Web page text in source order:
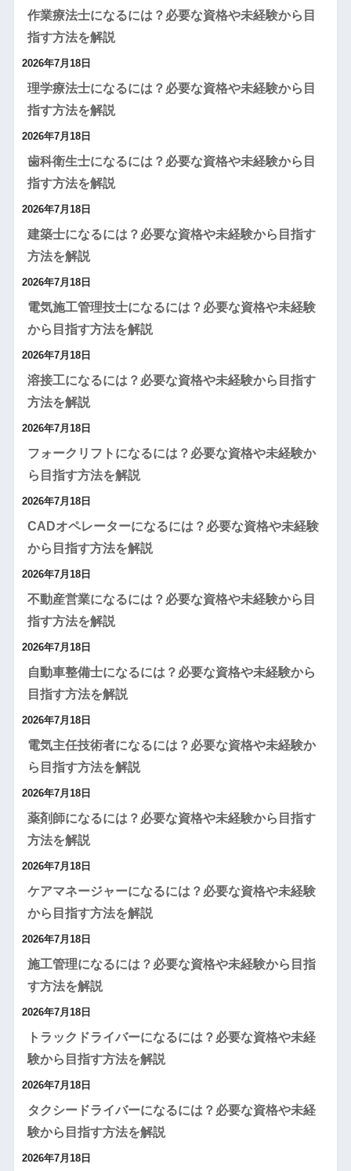
作業療法士になるには？必要な資格や未経験から目
指す方法を解説
2026年7月18日
理学療法士になるには？必要な資格や未経験から目
指す方法を解説
2026年7月18日
歯科衛生士になるには？必要な資格や未経験から目
指す方法を解説
2026年7月18日
建築士になるには？必要な資格や未経験から目指す
方法を解説
2026年7月18日
電気施工管理技士になるには？必要な資格や未経験
から目指す方法を解説
2026年7月18日
溶接工になるには？必要な資格や未経験から目指す
方法を解説
2026年7月18日
フォークリフトになるには？必要な資格や未経験か
ら目指す方法を解説
2026年7月18日
CADオペレーターになるには？必要な資格や未経験
から目指す方法を解説
2026年7月18日
不動産営業になるには？必要な資格や未経験から目
指す方法を解説
2026年7月18日
自動車整備士になるには？必要な資格や未経験から
目指す方法を解説
2026年7月18日
電気主任技術者になるには？必要な資格や未経験か
ら目指す方法を解説
2026年7月18日
薬剤師になるには？必要な資格や未経験から目指す
方法を解説
2026年7月18日
ケアマネージャーになるには？必要な資格や未経験
から目指す方法を解説
2026年7月18日
施工管理になるには？必要な資格や未経験から目指
す方法を解説
2026年7月18日
トラックドライバーになるには？必要な資格や未経
験から目指す方法を解説
2026年7月18日
タクシードライバーになるには？必要な資格や未経
験から目指す方法を解説
2026年7月18日